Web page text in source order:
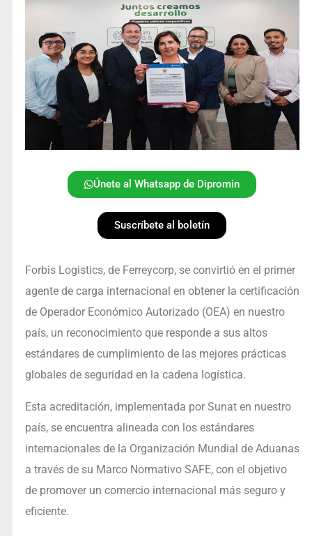
Únete al Whatsapp de Dipromin
Suscríbete al boletín
Forbis Logistics, de Ferreycorp, se convirtió en el primer
agente de carga internacional en obtener la certificación
de Operador Económico Autorizado (OEA) en nuestro
país, un reconocimiento que responde a sus altos
estándares de cumplimiento de las mejores prácticas
globales de seguridad en la cadena logística.
Esta acreditación, implementada por Sunat en nuestro
país, se encuentra alineada con los estándares
internacionales de la Organización Mundial de Aduanas
a través de su Marco Normativo SAFE, con el objetivo
de promover un comercio internacional más seguro y
eficiente.